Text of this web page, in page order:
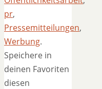
pr,
Pressemitteilungen,
Werbung.
Speichere in
deinen Favoriten
diesen